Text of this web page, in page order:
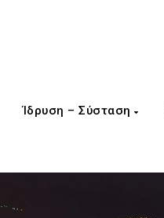
Ίδρυση – Σύσταση